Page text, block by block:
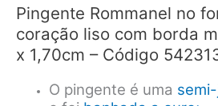
Pingente Rommanel no
coração liso com borda
x 1,70cm – Código
O pingente é uma